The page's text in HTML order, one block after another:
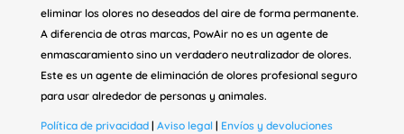
eliminar los olores no deseados del aire de forma permanente.
A diferencia de otras marcas, PowAir no es un agente de
enmascaramiento sino un verdadero neutralizador de olores.
Este es un agente de eliminación de olores profesional seguro
para usar alrededor de personas y animales.
Política de privacidad| Aviso legal| Envíos y devoluciones